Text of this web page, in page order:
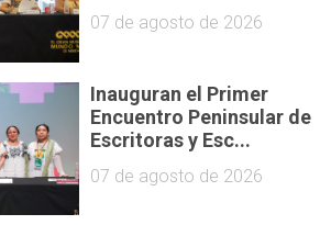
07 de agosto de 2026
Inauguran el Primer
Encuentro Peninsular de
Escritoras y Esc...
07 de agosto de 2026